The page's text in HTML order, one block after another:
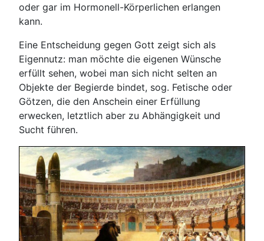
oder gar im Hormonell-Körperlichen erlangen
kann.
Eine Entscheidung gegen Gott zeigt sich als
Eigennutz: man möchte die eigenen Wünsche
erfüllt sehen, wobei man sich nicht selten an
Objekte der Begierde bindet, sog. Fetische oder
Götzen, die den Anschein einer Erfüllung
erwecken, letztlich aber zu Abhängigkeit und
Sucht führen.